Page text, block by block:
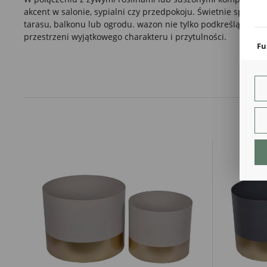
akcent w salonie, sypialni czy przedpokoju. Świetnie
tarasu, balkonu lub ogrodu. wazon nie tylko podkreślą urok
przestrzeni wyjątkowego charakteru i przytulności.